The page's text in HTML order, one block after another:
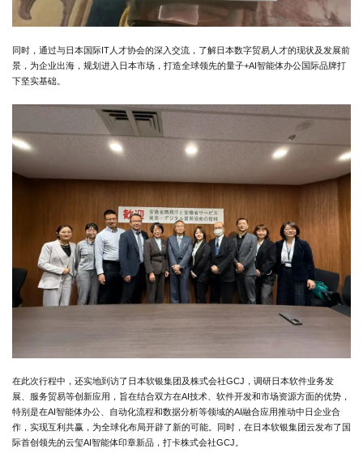
同时，通过与日本国际IT人才协会的深入交流，了解日本数字贸易人才的现状及发展前
景，为企业出海，规划进入日本市场，打造全球领先的量子+AI智能体办公国际品牌打
下坚实基础。
在此次行程中，还实地到访了日本软银集团及株式会社GCJ，调研日本软件业务发
展、服务贸易等创新应用，旨在结合双方在AI技术、软件开发和市场资源方面的优势，
特别是在AI智能体办公、自动化流程和数据分析等领域的AI融合应用推动中日企业合
作，实现互利共赢，为全球化布局开辟了新的可能。同时，在日本软银集团云发布了国
际首创领先的云玺AI智能体印章新品，打卡株式会社GCJ。